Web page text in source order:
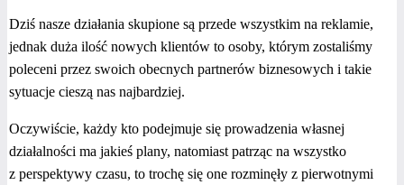
Dziś nasze działania skupione są przede wszystkim na reklamie,
jednak duża ilość nowych klientów to osoby, którym zostaliśmy
poleceni przez swoich obecnych partnerów biznesowych i takie
sytuacje cieszą nas najbardziej.
Oczywiście, każdy kto podejmuje się prowadzenia własnej
działalności ma jakieś plany, natomiast patrząc na wszystko
z perspektywy czasu, to trochę się one rozminęły z pierwotnymi